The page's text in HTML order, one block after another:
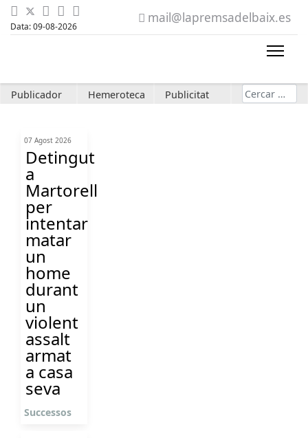
Data: 09-08-2026
mail@lapremsadelbaix.es
Publicador Hemeroteca Publicitat Cerca
07 Agost 2026
Detingut
a
Martorell
per
intentar
matar
un
home
durant
un
violent
assalt
armat
a casa
seva
Successos